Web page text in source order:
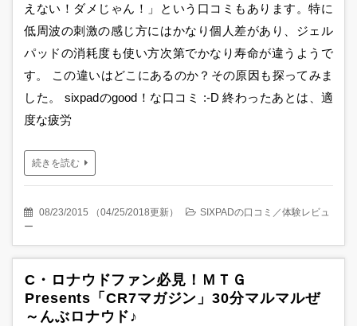
えない！ダメじゃん！」という口コミもあります。特に
低周波の刺激の感じ方にはかなり個人差があり、ジェル
パッドの消耗度も使い方次第でかなり寿命が違うようで
す。 この違いはどこにあるのか？その原因も探ってみま
した。 sixpadのgood！な口コミ :-D 終わったあとは、適
度な疲労
続きを読む
08/23/2015 （04/25/2018更新）
SIXPADの口コミ／体験レビュ
ー
C・ロナウドファン必見！ＭＴＧ
Presents「CR7マガジン」30分マルマルぜ
～んぶロナウド♪